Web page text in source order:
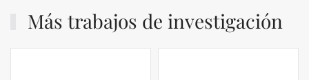
Más trabajos de investigación